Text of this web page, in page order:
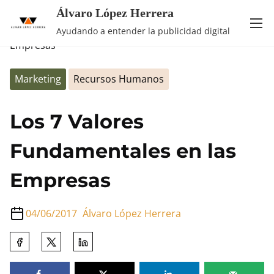
Saltar
Álvaro López Herrera
Ayudando a entender la publicidad digital
Inicio/Marketing/ Los 7 Valores Fundamentales en las
Empresas
Marketing Recursos Humanos
Los 7 Valores
Fundamentales en las
Empresas
04/06/2017 Álvaro López Herrera
Comparte